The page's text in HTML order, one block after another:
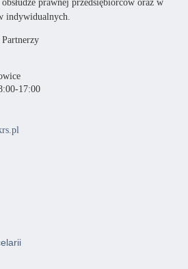
prawnej przedsiębiorców oraz w
indywidualnych.
17:00